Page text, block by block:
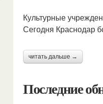
Культурные
Сегодня Краснодар
читать дальше →
Последние